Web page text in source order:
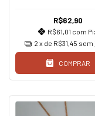
R$62,90
R$61,01 com
2 x de R$31,45 sem
COMPRAR